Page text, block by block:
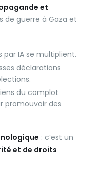
et
de guerre à Gaza et
par IA se multiplient.
déclarations
du complot
promouvoir des
: c’est un
et de droits